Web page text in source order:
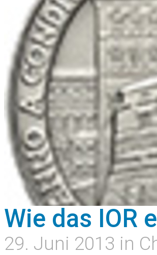
Wie das IOR
29. Juni 2013 in